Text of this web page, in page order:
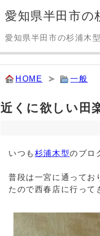
愛知県半田市の
愛知県半田市の杉浦木
HOME 一般
近くに欲しい田
いつも 杉浦木型のブロ
普段は一宮に通ってお
たので西春店に行って